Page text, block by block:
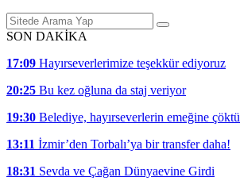
SON DAKİKA
17:09 Hayırseverlerimize teşekkür ediyoruz
20:25 Bu kez oğluna da staj veriyor
19:30 Belediye, hayırseverlerin emeğine çöktü
13:11 İzmir’den Torbalı’ya bir transfer daha!
18:31 Sevda ve Çağan Dünyaevine Girdi